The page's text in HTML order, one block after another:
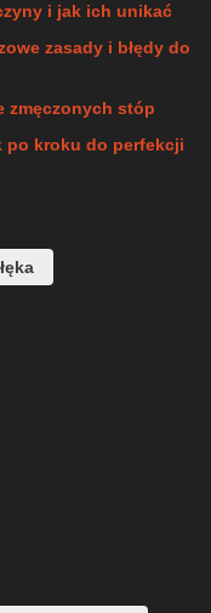
i jak ich unikać
zasady i błędy do
zmęczonych stóp
po kroku do perfekcji